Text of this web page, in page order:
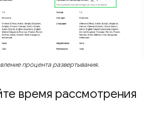
процента развертывания.
время рассмотрения